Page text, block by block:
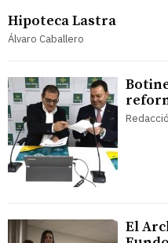
Hipoteca Lastra
Álvaro Caballero
El